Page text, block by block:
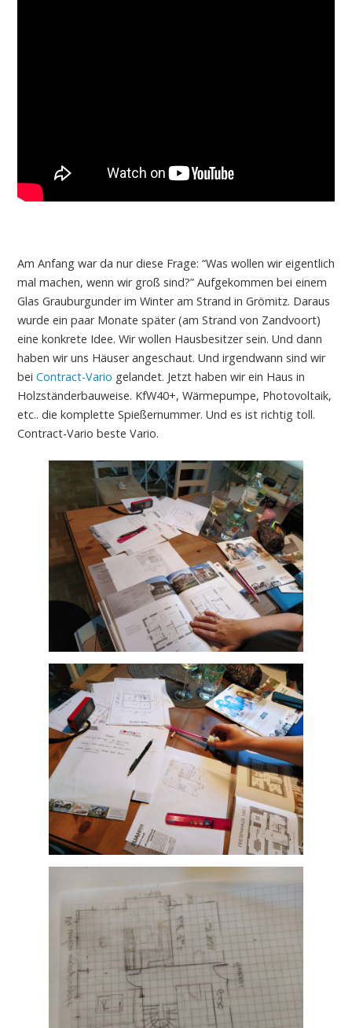
Am Anfang war da nur diese Frage: “Was wollen wir eigentlich
mal machen, wenn wir groß sind?” Aufgekommen bei einem
Glas Grauburgunder im Winter am Strand in Grömitz. Daraus
wurde ein paar Monate später (am Strand von Zandvoort)
eine konkrete Idee. Wir wollen Hausbesitzer sein. Und dann
haben wir uns Häuser angeschaut. Und irgendwann sind wir
bei Contract-Vario gelandet. Jetzt haben wir ein Haus in
Holzständerbauweise. KfW40+, Wärmepumpe, Photovoltaik,
etc.. die komplette Spießernummer. Und es ist richtig toll.
Contract-Vario beste Vario.